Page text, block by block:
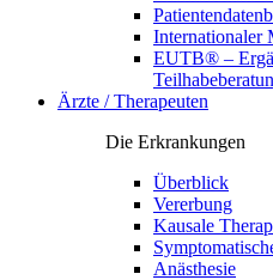
Internationaler
EUTB® –
Ärzte / Therapeuten
Die Erkrankungen
Überblick
Vererbung
Kausale
Anästhesie